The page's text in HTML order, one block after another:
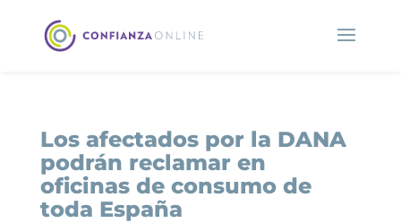
Los afectados por la DANA
podrán reclamar en
oficinas de consumo de
toda España